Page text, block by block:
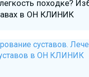
походке?
в ОН КЛИНИК